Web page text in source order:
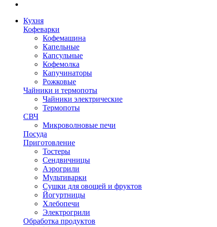
Кухня
Кофеварки
Кофемашина
Капельные
Капсульные
Кофемолка
Капучинаторы
Рожковые
Чайники и термопоты
Чайники электрические
Термопоты
СВЧ
Микроволновые печи
Посуда
Приготовление
Тостеры
Сендвичницы
Аэрогрили
Мультиварки
Сушки для овощей и фруктов
Йогуртницы
Хлебопечи
Электрогрили
Обработка продуктов